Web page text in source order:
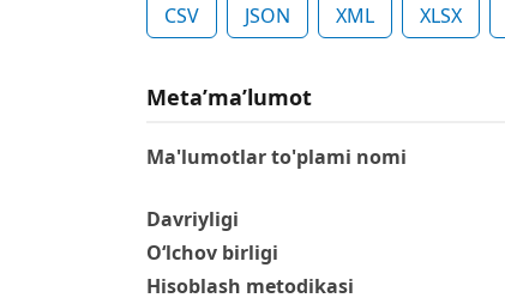
CSV JSON XML XLSX
Metaʼmaʼlumot
Ma'lumotlar to'plami nomi
Davriyligi
O‘lchov birligi
Hisoblash metodikasi